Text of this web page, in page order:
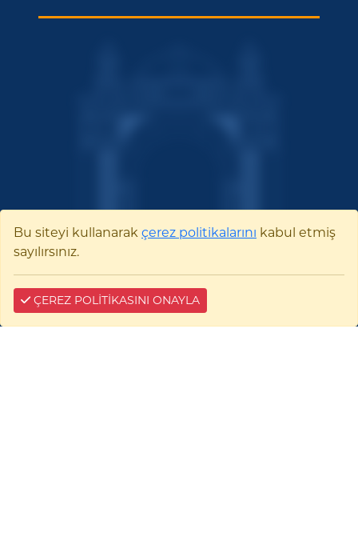
Bilecik Şeyh Edebali
Bu siteyi kullanarak çerez politikalarını kabul etmiş
sayılırsınız.
ÇEREZ POLİTİKASINI ONAYLA